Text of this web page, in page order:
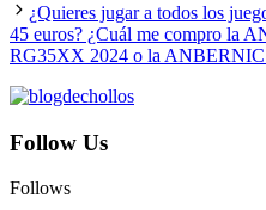
¿Quieres jugar a todos los
45 euros? ¿Cuál me compro la
RG35XX 2024 o la
Follow Us
Follows